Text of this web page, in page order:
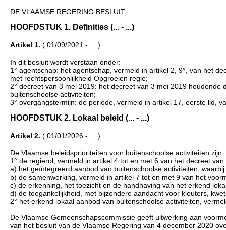
DE VLAAMSE REGERING BESLUIT:
HOOFDSTUK 1. Definities (... - ...)
Artikel 1. ( 01/09/2021 - ... )
In dit besluit wordt verstaan onder:
1° agentschap: het agentschap, vermeld in artikel 2, 9°, van het
met rechtspersoonlijkheid Opgroeien regie;
2° decreet van 3 mei 2019: het decreet van 3 mei 2019
buitenschoolse activiteiten;
3° overgangstermijn: de periode, vermeld in artikel 17, eerste lid,
HOOFDSTUK 2. Lokaal beleid (... - ...)
Artikel 2. ( 01/01/2026 - ... )
De Vlaamse beleidsprioriteiten voor buitenschoolse activiteiten zijn:
1° de regierol, vermeld in artikel 4 tot en met 6 van het decreet
a) het geïntegreerd aanbod van buitenschoolse activiteiten,
b) de samenwerking, vermeld in artikel 7 tot en met 9 van het
c) de erkenning, het toezicht en de handhaving van het erkend
d) de toegankelijkheid, met bijzondere aandacht voor kleuters,
2° het erkend lokaal aanbod van buitenschoolse activiteiten,
De Vlaamse Gemeenschapscommissie geeft uitwerking aan
van het besluit van de Vlaamse Regering van 4 december 2020